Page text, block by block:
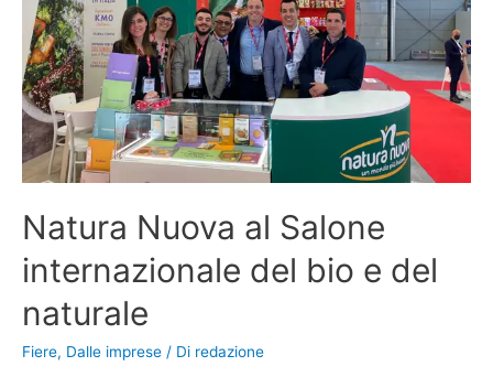
Natura Nuova al Salone
internazionale del bio e del
naturale
Fiere, Dalle imprese / Di redazione